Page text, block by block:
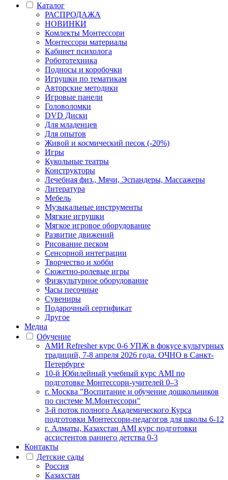
Каталог
РАСПРОДАЖА
НОВИНКИ
Комлекты Монтессори
Монтессори материалы
Кабинет психолога
Робототехника
Подносы и коробочки
Игрушки по тематикам
Авторские методики
Игровые панели
Головоломки
DVD Диски
Для младенцев
Для опытов
Живой и космический песок (-20%)
Игры
Кукольные театры
Конструкторы
Лечебная физ., Мячи, Эспандеры, Массажеры
Литература
Мебель
Музыкальные инструменты
Мягкие игрушки
Мягкое игровое оборудование
Развитие движений
Рисование песком
Сенсорной интеграции
Творчество и хобби
Сюжетно-ролевые игры
Физкультурное оборудование
Часы песочные
Сувениры
Подарочный сертификат
Другое
Медиа
Обучение
АМИ Refresher курс 0-6 УПЖ в фокусе культурных
традиций, 7-8 апреля 2026 года. ОЧНО в Санкт-
Петербурге
10-й Юбилейный учебный курс AMI по
подготовке Монтессори-учителей 0–3
г. Москва "Воспитание и обучение дошкольников
по системе М.Монтессори"
3-й поток полного Академического Курса
подготовки Монтессори-педагогов для школы 6-12
г. Алматы, Казахстан AMI курс подготовки
ассистентов раннего детства 0-3
Контакты
Детские сады
Россия
Казахстан